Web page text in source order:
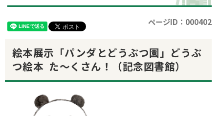
ページID：000402
絵本展示「パンダとどうぶつ園」どうぶ
つ絵本 た～くさん！（記念図書館）